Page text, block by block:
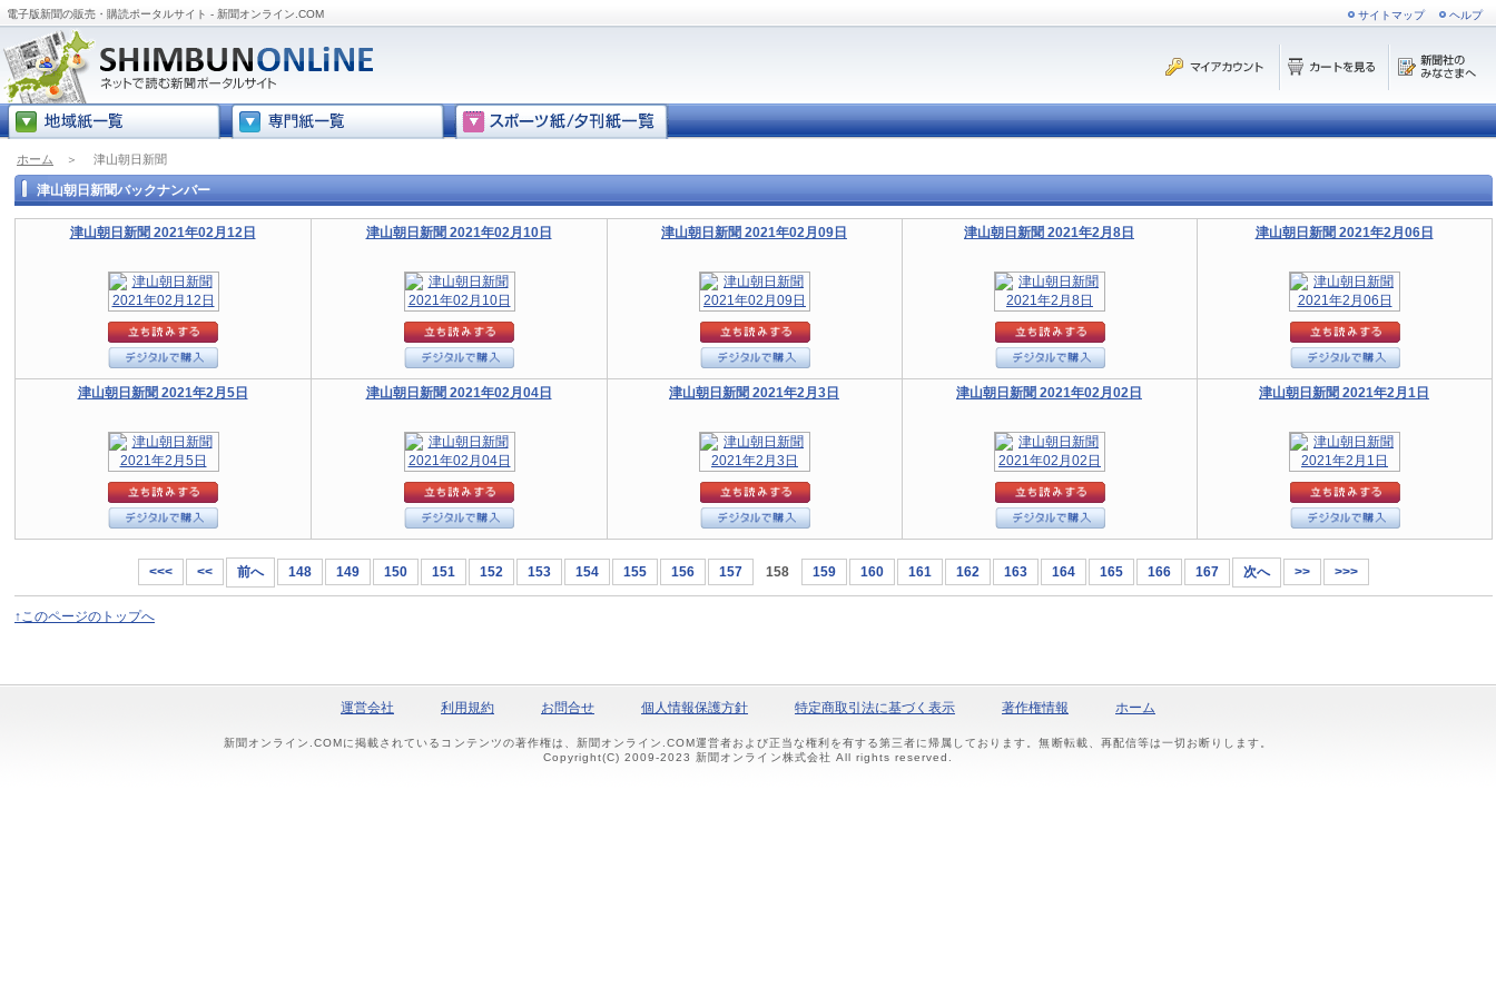
電子版新聞の販売・購読ポータルサイト - 新聞オンライン.COM サイトマップ ヘルプ
ホーム ＞ 津山朝日新聞
津山朝日新聞バックナンバー
津山朝日新聞 2021年02月12日 津山朝日新聞 2021年02月10日 津山朝日新聞 2021年02月09日 津山朝日新聞 2021年2月8日 津山朝日新聞 2021年2月06日
津山朝日新聞 2021年2月5日 津山朝日新聞 2021年02月04日 津山朝日新聞 2021年2月3日 津山朝日新聞 2021年02月02日 津山朝日新聞 2021年2月1日
<<< << 前へ 148 149 150 151 152 153 154 155 156 157 158 159 160 161 162 163 164 165 166 167 次へ >> >>>
↑このページのトップへ
運営会社 利用規約 お問合せ 個人情報保護方針 特定商取引法に基づく表示 著作権情報 ホーム
新聞オンライン.COMに掲載されているコンテンツの著作権は、新聞オンライン.COM運営者および正当な権利を有する第三者に帰属しております。無断転載、再配信等は一切お断りします。
Copyright(C) 2009-2023 新聞オンライン株式会社 All rights reserved.